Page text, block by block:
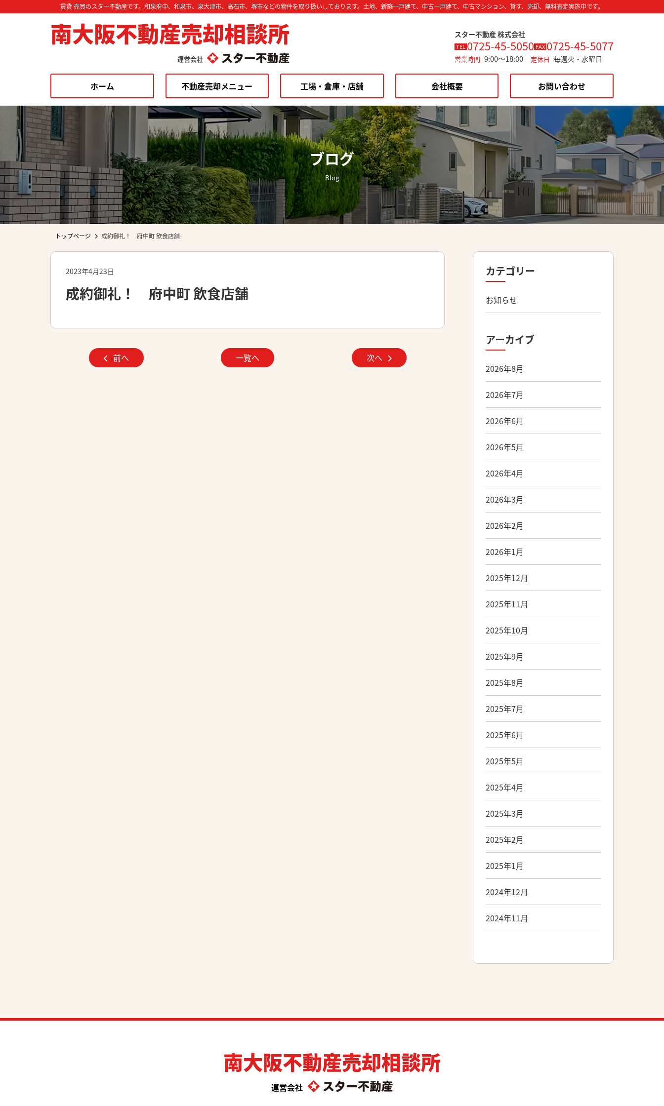
賃貸 売買のスター不動産です。和泉府中、和泉市、泉大津市、高石市、堺市などの物件を取り扱いしております。土地、新築一戸建て、中古一戸建て、中古マンション、貸す、売却、無料査定実施中です。
南大阪不動産売却相談所
運営会社
スター不動産 株式会社
TEL 0725-45-5050 FAX 0725-45-5077
営業時間 9:00～18:00 定休日 毎週火・水曜日
ホーム 不動産売却メニュー 工場・倉庫・店舗 会社概要 お問い合わせ
ブログ
Blog
トップページ 成約御礼！ 府中町 飲食店舗
2023年4月23日
成約御礼！ 府中町 飲食店舗
前へ 一覧へ 次へ
カテゴリー
お知らせ
アーカイブ
2026年8月
2026年7月
2026年6月
2026年5月
2026年4月
2026年3月
2026年2月
2026年1月
2025年12月
2025年11月
2025年10月
2025年9月
2025年8月
2025年7月
2025年6月
2025年5月
2025年4月
2025年3月
2025年2月
2025年1月
2024年12月
2024年11月
南大阪不動産売却相談所
運営会社